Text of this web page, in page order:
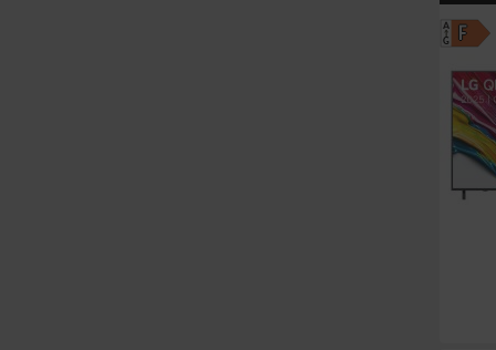
F
A
G